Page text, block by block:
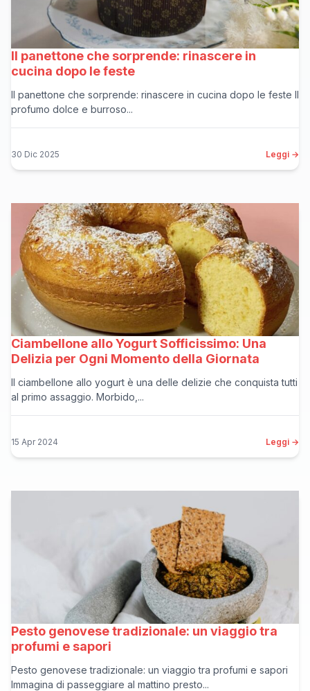
Il panettone che sorprende: rinascere in
cucina dopo le feste
Il panettone che sorprende: rinascere in cucina dopo le feste Il
profumo dolce e burroso...
30 Dic 2025 Leggi →
Ciambellone allo Yogurt Sofficissimo: Una
Delizia per Ogni Momento della Giornata
Il ciambellone allo yogurt è una delle delizie che conquista tutti
al primo assaggio. Morbido,...
15 Apr 2024 Leggi →
Pesto genovese tradizionale: un viaggio tra
profumi e sapori
Pesto genovese tradizionale: un viaggio tra profumi e sapori
Immagina di passeggiare al mattino presto...